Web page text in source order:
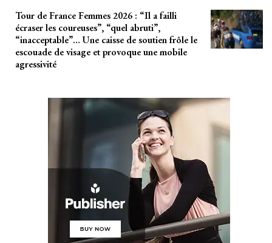
Tour de France Femmes 2026 : “Il a failli
écraser les coureuses”, “quel abruti”,
“inacceptable”… Une caisse de soutien frôle le
escouade de visage et provoque une mobile
agressivité